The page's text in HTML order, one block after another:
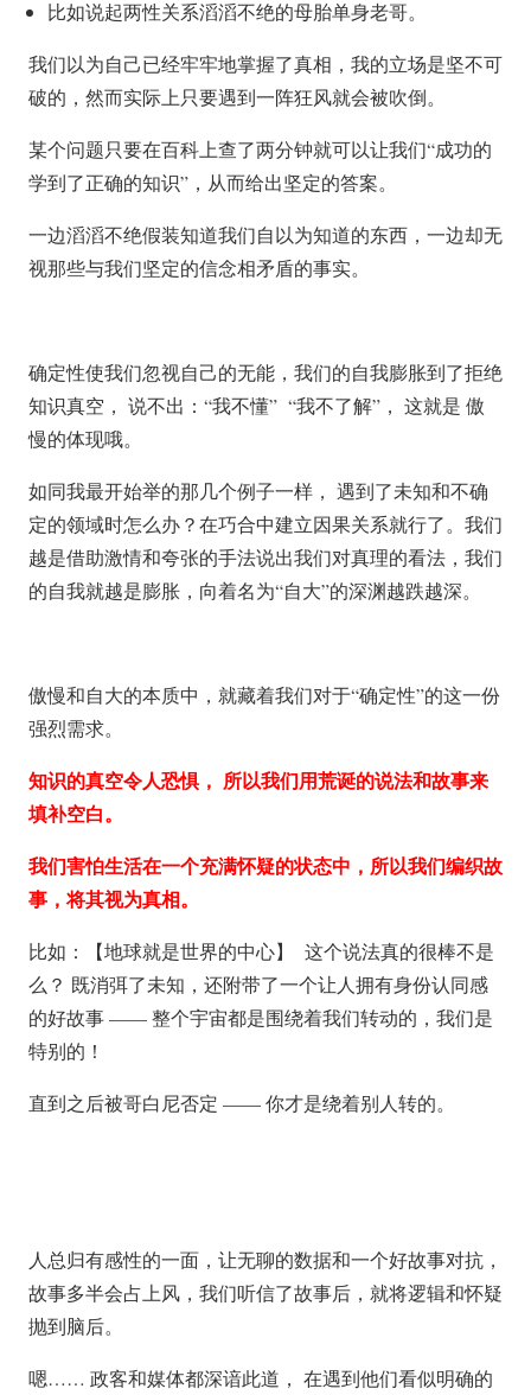
比如说起两性关系滔滔不绝的母胎单身老哥。
我们以为自己已经牢牢地掌握了真相，我的立场是坚不可
破的，然而实际上只要遇到一阵狂风就会被吹倒。
某个问题只要在百科上查了两分钟就可以让我们“成功的
学到了正确的知识”，从而给出坚定的答案。
一边滔滔不绝假装知道我们自以为知道的东西，一边却无
视那些与我们坚定的信念相矛盾的事实。
确定性使我们忽视自己的无能，我们的自我膨胀到了拒绝
知识真空， 说不出：“我不懂” “我不了解”， 这就是 傲
慢的体现哦。
如同我最开始举的那几个例子一样， 遇到了未知和不确
定的领域时怎么办？在巧合中建立因果关系就行了。我们
越是借助激情和夸张的手法说出我们对真理的看法，我们
的自我就越是膨胀，向着名为“自大”的深渊越跌越深。
傲慢和自大的本质中，就藏着我们对于“确定性”的这一份
强烈需求。
知识的真空令人恐惧， 所以我们用荒诞的说法和故事来
填补空白。
我们害怕生活在一个充满怀疑的状态中，所以我们编织故
事，将其视为真相。
比如：【地球就是世界的中心】 这个说法真的很棒不是
么？ 既消弭了未知，还附带了一个让人拥有身份认同感
的好故事 —— 整个宇宙都是围绕着我们转动的，我们是
特别的！
直到之后被哥白尼否定 —— 你才是绕着别人转的。
人总归有感性的一面，让无聊的数据和一个好故事对抗，
故事多半会占上风，我们听信了故事后，就将逻辑和怀疑
抛到脑后。
嗯…… 政客和媒体都深谙此道， 在遇到他们看似明确的